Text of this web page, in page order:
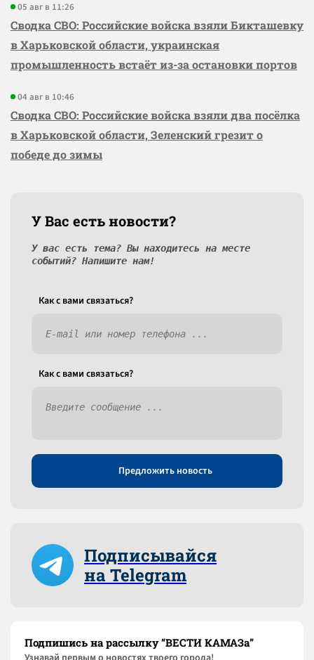
05 авг в 11:26
Сводка СВО: Российские войска взяли Бикташевку
в Харьковской области, украинская
промышленность встаёт из-за остановки портов
04 авг в 10:46
Сводка СВО: Российские войска взяли два посёлка
в Харьковской области, Зеленский грезит о
победе до зимы
У Вас есть новости?
У вас есть тема? Вы находитесь на месте
событий? Напишите нам!
Как c вами связаться?
Как c вами связаться?
Предложить новость
Подписывайся
на Telegram
Подпишись на рассылку “ВЕСТИ КАМАЗа”